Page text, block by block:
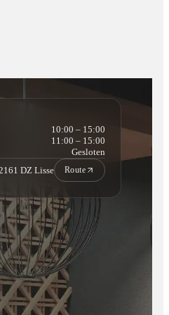
op de gewenste maat.
Strong Glue.
om er een uniek element
10:00 – 15:00
11:00 – 15:00
Gesloten
DZ Lisse
Route